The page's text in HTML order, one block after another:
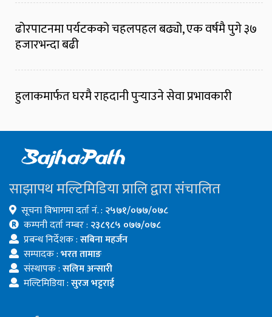
ढोरपाटनमा पर्यटकको चहलपहल बढ्यो, एक वर्षमै पुगे ३७
हजारभन्दा बढी
हुलाकमार्फत घरमै राहदानी पुर्‍याउने सेवा प्रभावकारी
साझापथ मल्टिमिडिया प्रालि द्वारा संचालित
सूचना विभागमा दर्ता नं. : २५७१/०७७/०७८
कम्पनी दर्ता नम्बर : २३८९८५ ०७७/०७८
प्रबन्ध निर्देशक :सबिना महर्जन
सम्पादक :भरत तामाङ
संस्थापक :सलिम अन्सारी
मल्टिमिडिया :सुरज भट्टराई